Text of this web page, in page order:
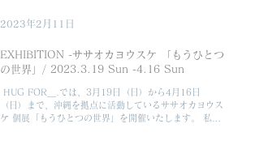
EXHIBITION -ササオカヨウスケ 「もうひとつ
の世界」/ 2023.3.19 Sun -4.16 Sun
⁡ HUG FOR＿.では、3月19日（日）から4月16日
（日）まで、沖縄を拠点に活動しているササオカヨウス
ケ 個展「もうひとつの世界」を開催いたします。 私の
2023年2月11日